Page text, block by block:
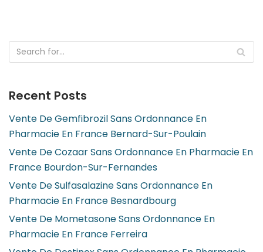
Recent Posts
Vente De Gemfibrozil Sans Ordonnance En
Pharmacie En France Bernard-Sur-Poulain
Vente De Cozaar Sans Ordonnance En Pharmacie En
France Bourdon-Sur-Fernandes
Vente De Sulfasalazine Sans Ordonnance En
Pharmacie En France Besnardbourg
Vente De Mometasone Sans Ordonnance En
Pharmacie En France Ferreira